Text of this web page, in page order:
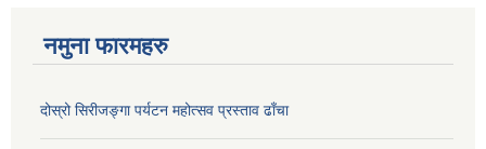
नमुना फारमहरु
दोस्रो सिरीजङ्गा पर्यटन महोत्सव प्रस्ताव ढाँचा